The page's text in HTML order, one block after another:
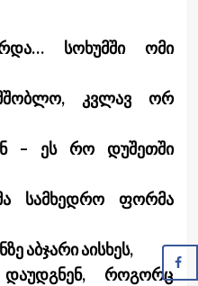
სოხუმში ომი
კვლავ ორ
– ეს რო დუშეთში
სამხედრო ფორმა
აბჯარი აისხეს,
როგორც